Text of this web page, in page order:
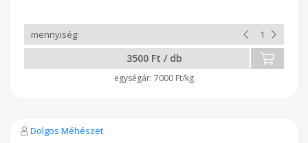
elkészítéséhez. Ebben az esetben átesik hőkezelésen a
méz, figyelve arra, hogy a 42 fokot ne haladja meg a
vízfürdőben való olvasztás, ezen a hőmérsékleten a mézzel
homogén lesz a csokoládé, és a keserű és édes íz
találkozása finom élményt nyújt.
3500 Ft / db
7000 Ft/kg
Dolgos Méhészet